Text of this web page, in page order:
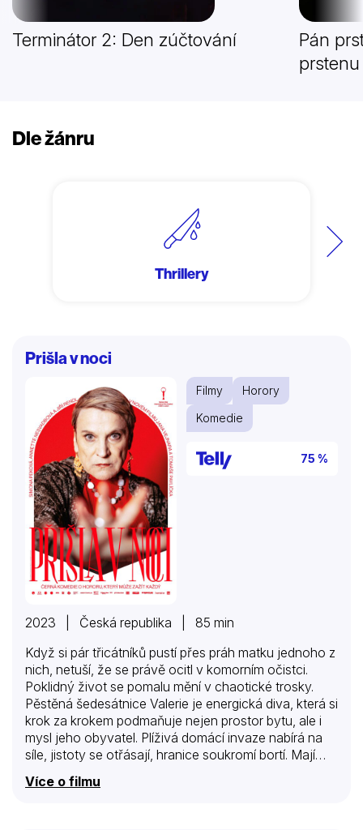
Terminátor 2: Den zúčtování
Pán
prstenu
Dle žánru
Další
Thrillery
Prišla v noci
Filmy
Horory
Komedie
75 %
2023 | Česká republika | 85 min
Když si pár třicátníků pustí přes práh matku jednoho z
nich, netuší, že se právě ocitl v komorním očistci.
Poklidný život se pomalu mění v chaotické trosky.
Pěstěná šedesátnice Valerie je energická diva, která si
krok za krokem podmaňuje nejen prostor bytu, ale i
mysl jeho obyvatel. Plíživá domácí invaze nabírá na
síle, jistoty se otřásají, hranice soukromí bortí. Mají
dobře? A nejsou někdy právě proto těmi největšími
Více o filmu